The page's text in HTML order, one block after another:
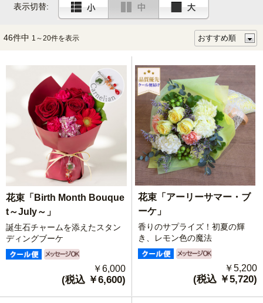
表示切替:
46件中 1～20件を表示
花束「Birth Month Bouque
t～July～」
誕生石チャームを添えたスタン
ディングブーケ
￥6,000
(税込 ￥6,600)
花束「アーリーサマー・ブ
ーケ」
香りのサプライズ！初夏の輝
き、レモン色の魔法
￥5,200
(税込 ￥5,720)